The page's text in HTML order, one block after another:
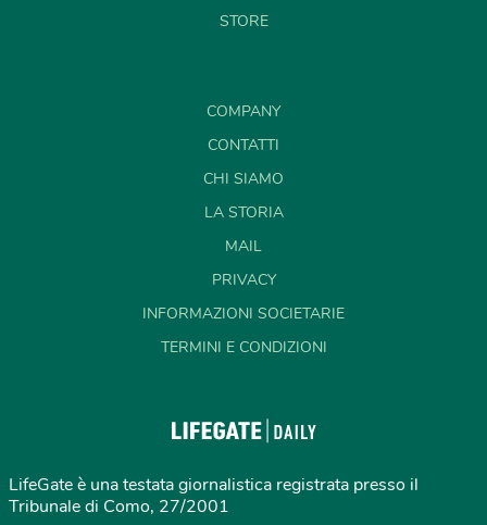
STORE
COMPANY
CONTATTI
CHI SIAMO
LA STORIA
MAIL
PRIVACY
INFORMAZIONI SOCIETARIE
TERMINI E CONDIZIONI
LifeGate è una testata giornalistica registrata presso il
Tribunale di Como, 27/2001